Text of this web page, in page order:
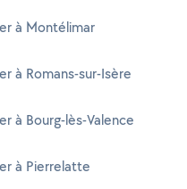
à Montélimar
à Romans-sur-Isère
à Bourg-lès-Valence
à Pierrelatte